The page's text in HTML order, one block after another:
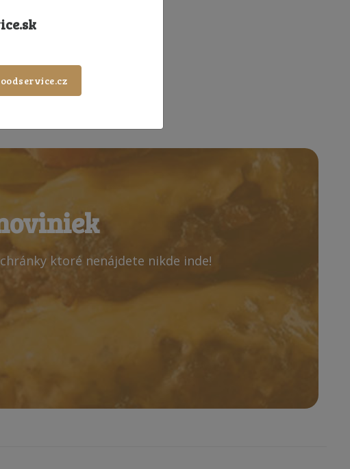
ktoré nenájdete nikde inde!